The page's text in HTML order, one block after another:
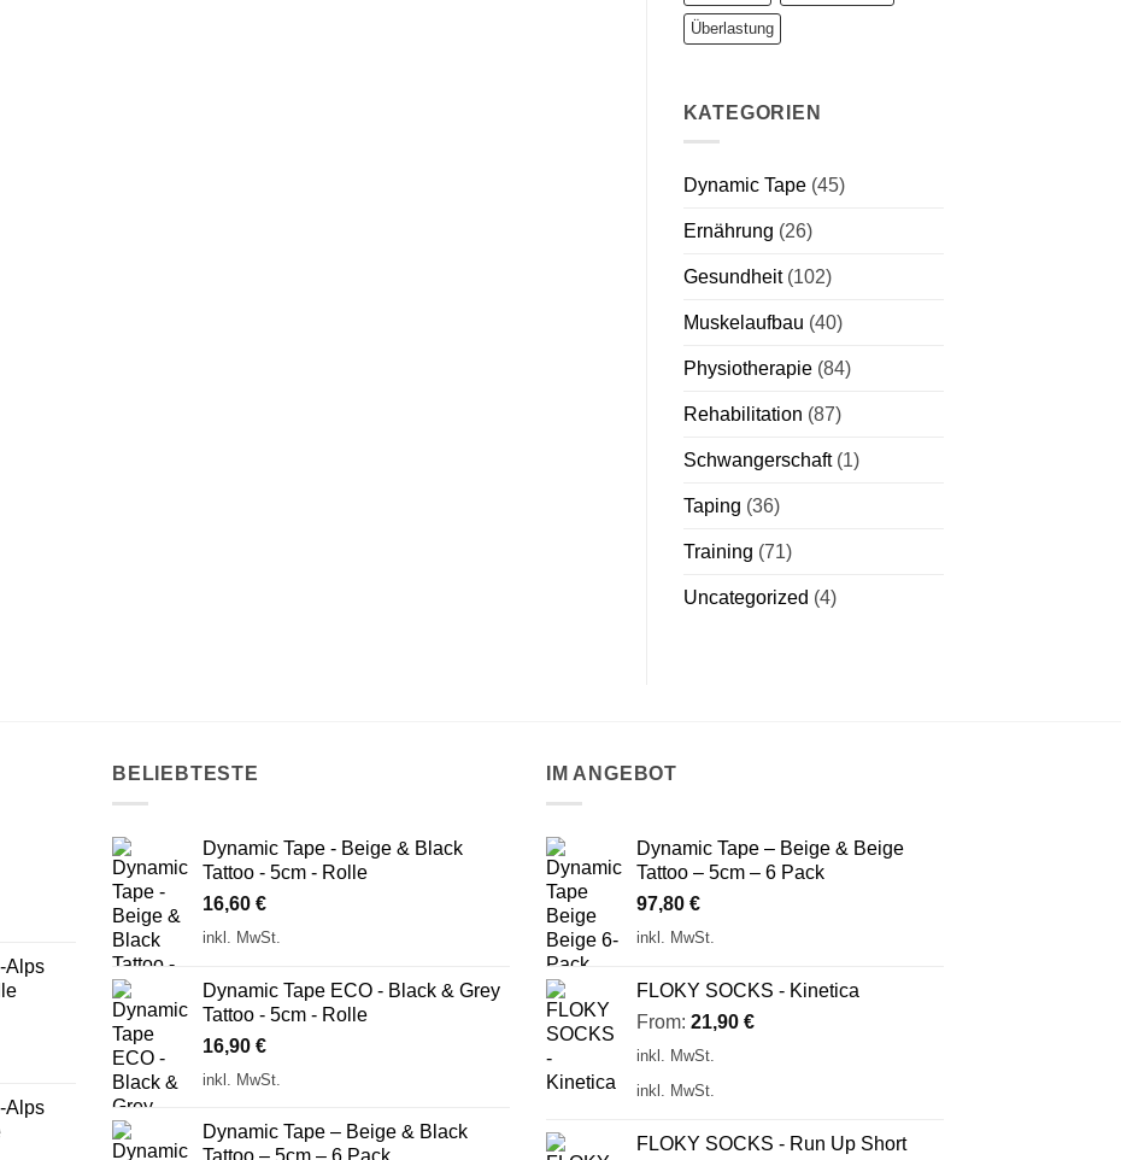
Überlastung
KATEGORIEN
Dynamic Tape(45)
Ernährung (26)
Gesundheit(102)
Muskelaufbau (40)
Physiotherapie(84)
Rehabilitation (87)
Schwangerschaft(1)
Taping (36)
Training (71)
Uncategorized (4)
Alps
Alps
BELIEBTESTE
Dynamic Tape - Beige & Black
Tattoo - 5cm - Rolle
16,60 €
inkl. MwSt.
Dynamic Tape ECO - Black & Grey
Tattoo - 5cm - Rolle
16,90 €
inkl. MwSt.
Dynamic Tape – Beige & Black
IM ANGEBOT
Dynamic Tape – Beige & Beige
Tattoo – 5cm – 6 Pack
97,80 €
inkl. MwSt.
FLOKY SOCKS - Kinetica
From: 21,90 €
inkl. MwSt.
inkl. MwSt.
FLOKY SOCKS - Run Up Short